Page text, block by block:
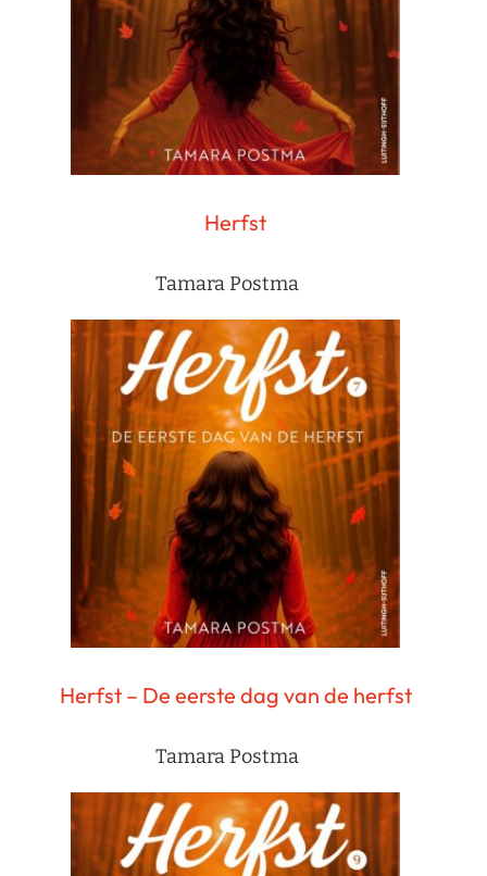
Herfst
Tamara Postma
Herfst – De eerste dag van de herfst
Tamara Postma